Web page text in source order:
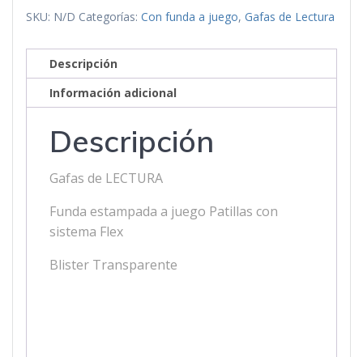
SKU: N/D Categorías: Con funda a juego, Gafas de Lectura
Descripción
Información adicional
Descripción
Gafas de LECTURA
Funda estampada a juego Patillas con
sistema Flex
Blister Transparente